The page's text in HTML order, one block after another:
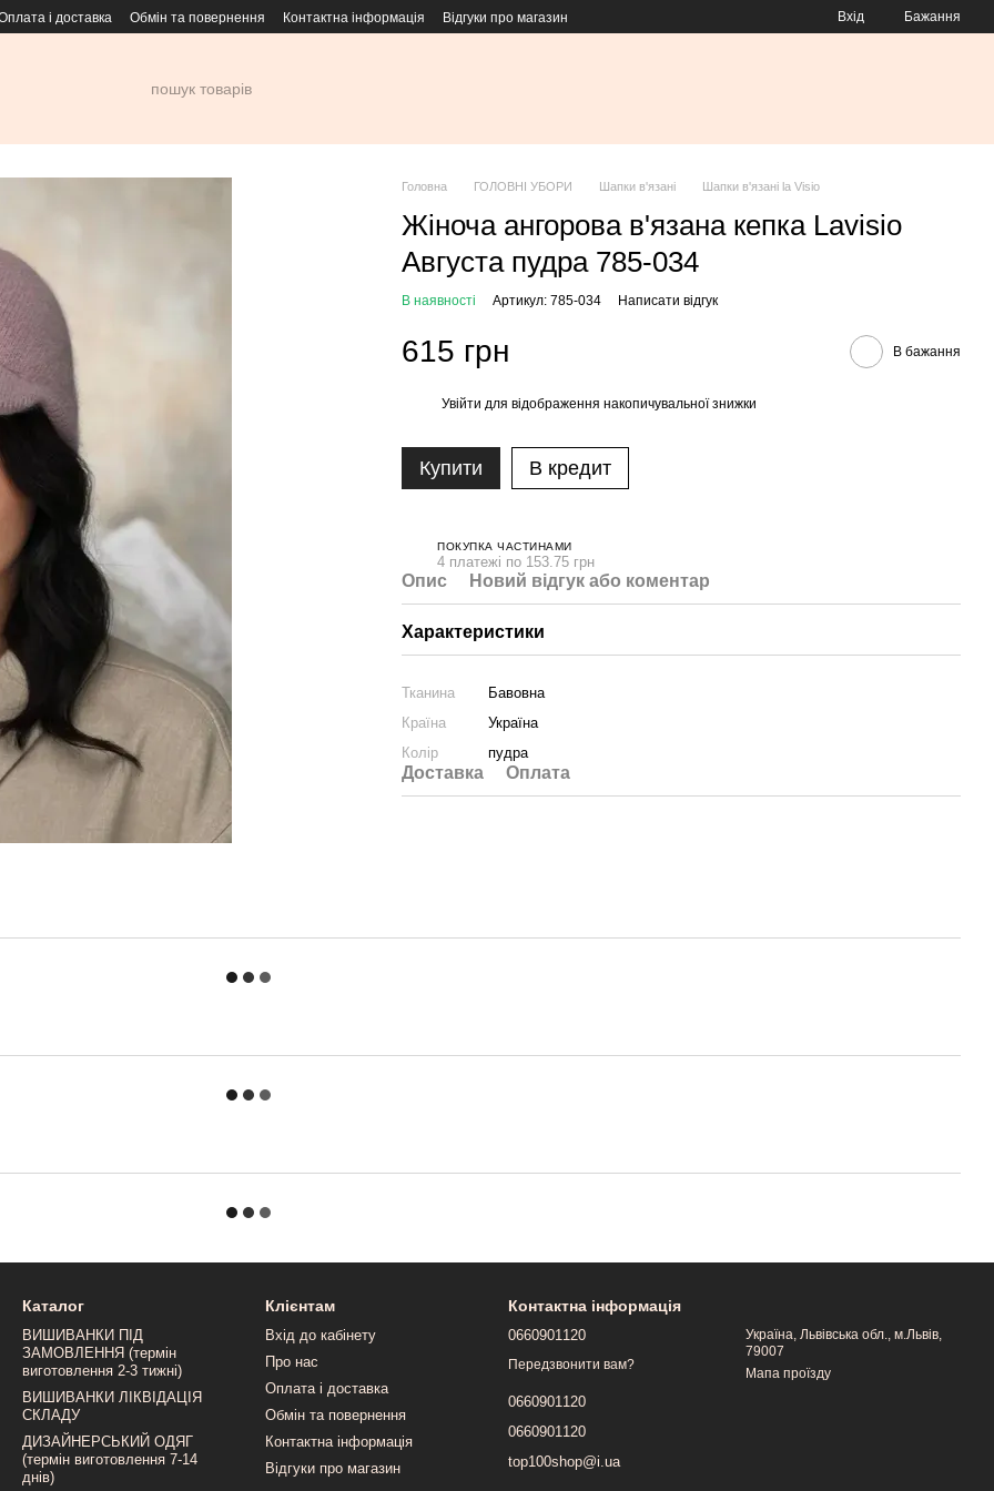
і доставка Обмін та повернення Контактна інформація Відгуки про магазин Вхід Бажання
Головна ГОЛОВНІ УБОРИ Шапки в'язані Шапки в'язані la Visio
Жіноча ангорова в'язана кепка Lavisio
Августа пудра 785-034
В наявності Артикул: 785-034 Написати відгук
615 грн В бажання
Увійти для відображення накопичувальної знижки
Купити В кредит
ПОКУПКА ЧАСТИНАМИ
4 платежі по 153.75 грн
Опис Новий відгук або коментар
Характеристики
Тканина
Бавовна
Країна
Україна
Колір
пудра
Доставка Оплата
Каталог
ВИШИВАНКИ ПІД
ЗАМОВЛЕННЯ (термін
виготовлення 2-3 тижні)
ВИШИВАНКИ ЛІКВІДАЦІЯ
СКЛАДУ
ДИЗАЙНЕРСЬКИЙ ОДЯГ
(термін виготовлення 7-14
днів)
Клієнтам
Вхід до кабінету
Про нас
Оплата і доставка
Обмін та повернення
Контактна інформація
Відгуки про магазин
Контактна інформація
0660901120
Передзвонити вам?
0660901120
0660901120
top100shop@i.ua
Україна, Львівська обл., м.Львів,
79007
Мапа проїзду